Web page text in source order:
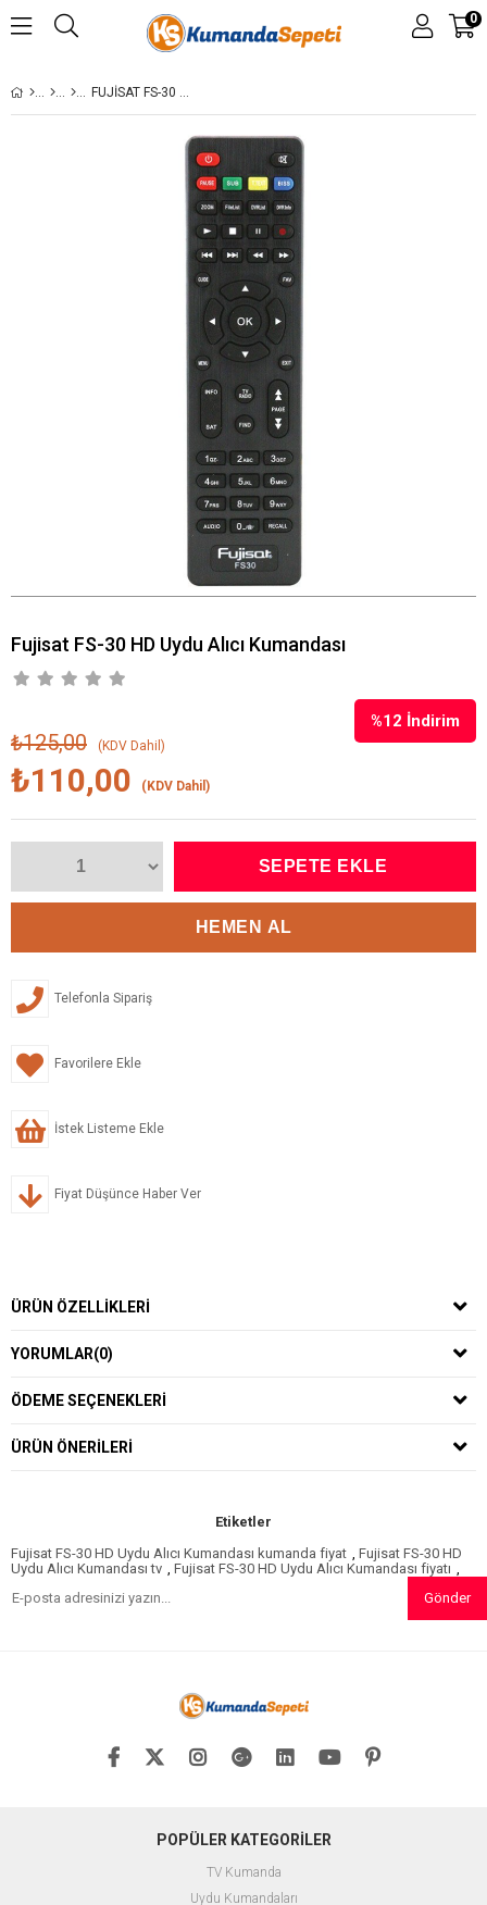
0
FUJISAT FS-30 HD UYDU ALICI KUMANDASI
Fujisat FS-30 HD Uydu Alıcı Kumandası
%12 İndirim
₺125,00 (KDV Dahil)
₺110,00 (KDV Dahil)
Telefonla Sipariş
Favorilere Ekle
İstek Listeme Ekle
Fiyat Düşünce Haber Ver
ÜRÜN ÖZELLIKLERI
YORUMLAR(0)
ÖDEME SEÇENEKLERI
ÜRÜN ÖNERILERI
Etiketler
Fujisat FS-30 HD Uydu Alıcı Kumandası kumanda fiyat
Fujisat FS-30 HD
Uydu Alıcı Kumandası tv
Fujisat FS-30 HD Uydu Alıcı Kumandası fiyatı
Gönder
POPÜLER KATEGORİLER
TV Kumanda
Uydu Kumandaları